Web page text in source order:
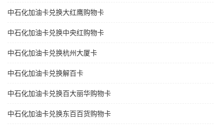
中石化加油卡兑换大红鹰购物卡
中石化加油卡兑换中央红购物卡
中石化加油卡兑换杭州大厦卡
中石化加油卡兑换解百卡
中石化加油卡兑换百大丽华购物卡
中石化加油卡兑换东百百货购物卡